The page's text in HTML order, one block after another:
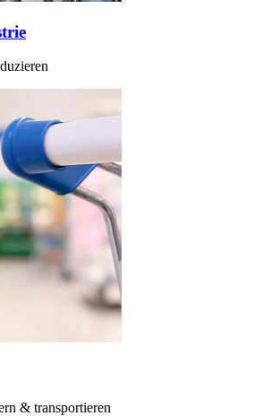
& transportieren